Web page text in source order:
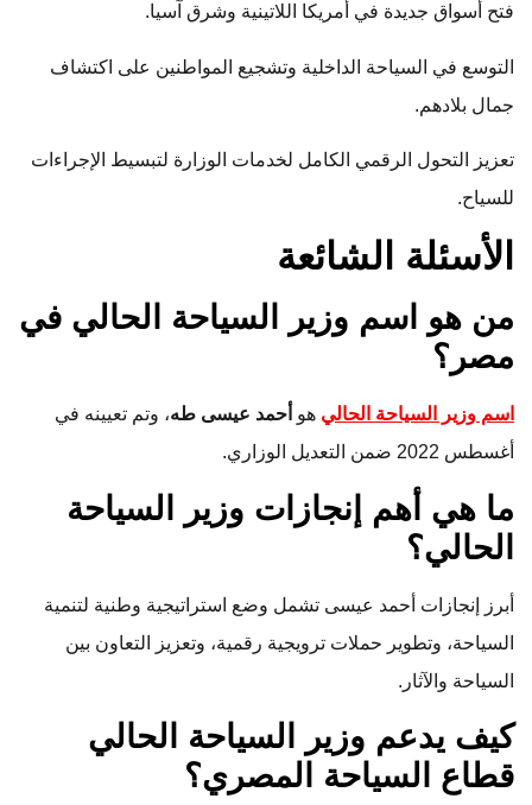
فتح أسواق جديدة في أمريكا اللاتينية وشرق آسيا.
التوسع في السياحة الداخلية وتشجيع المواطنين على اكتشاف
جمال بلادهم.
تعزيز التحول الرقمي الكامل لخدمات الوزارة لتبسيط الإجراءات
للسياح.
الأسئلة الشائعة
من هو اسم وزير السياحة الحالي في
مصر؟
اسم وزير السياحة الحالي هو أحمد عيسى طه، وتم تعيينه في
أغسطس 2022 ضمن التعديل الوزاري.
ما هي أهم إنجازات وزير السياحة
الحالي؟
أبرز إنجازات أحمد عيسى تشمل وضع استراتيجية وطنية لتنمية
السياحة، وتطوير حملات ترويجية رقمية، وتعزيز التعاون بين
السياحة والآثار.
كيف يدعم وزير السياحة الحالي
قطاع السياحة المصري؟